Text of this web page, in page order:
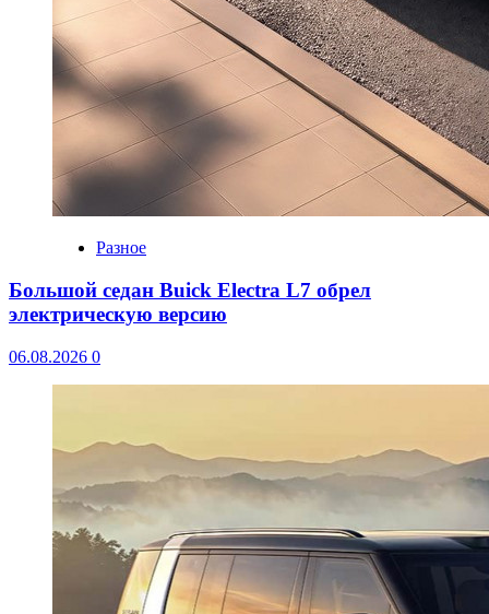
Разное
Большой седан Buick Electra L7 обрел
электрическую версию
06.08.2026 0